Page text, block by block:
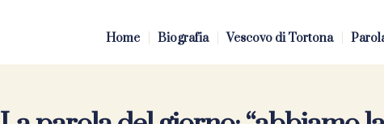
Home Biografia Vescovo di Tortona